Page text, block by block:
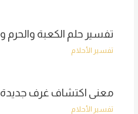
تفسير حلم الكعبة والحرم
تفسير الأحلام
معنى اكتشاف غرف جديدة
تفسير الأحلام